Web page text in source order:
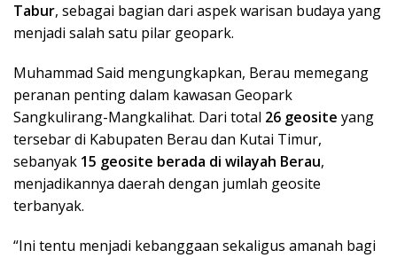
Tabur, sebagai bagian dari aspek warisan budaya yang
menjadi salah satu pilar geopark.
Muhammad Said mengungkapkan, Berau memegang
peranan penting dalam kawasan Geopark
Sangkulirang-Mangkalihat. Dari total 26 geosite yang
tersebar di Kabupaten Berau dan Kutai Timur,
sebanyak 15 geosite berada di wilayah Berau,
menjadikannya daerah dengan jumlah geosite
terbanyak.
“Ini tentu menjadi kebanggaan sekaligus amanah bagi